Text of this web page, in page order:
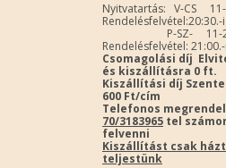
Nyitvatartás: V-CS 11-
Rendelésfelvétel:20:30.-
P-SZ- 11-
Rendelésfelvétel:
Csomagolási díj
és kiszállításra 0 ft.
Kiszállítási díj
600 Ft/cím
Telefonos
70/3183965 tel
felvenni
Kiszállítást csak
teljestünk